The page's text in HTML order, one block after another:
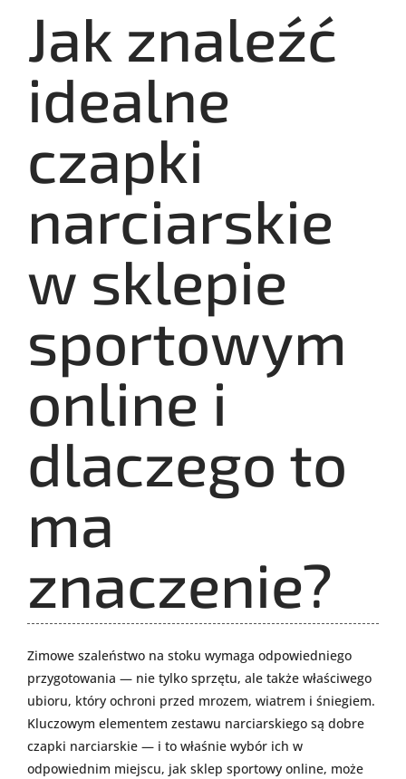
Jak znaleźć
idealne
czapki
narciarskie
w sklepie
sportowym
online i
dlaczego to
ma
znaczenie?
Zimowe szaleństwo na stoku wymaga odpowiedniego
przygotowania — nie tylko sprzętu, ale także właściwego
ubioru, który ochroni przed mrozem, wiatrem i śniegiem.
Kluczowym elementem zestawu narciarskiego są dobre
czapki narciarskie — i to właśnie wybór ich w
odpowiednim miejscu, jak sklep sportowy online, może